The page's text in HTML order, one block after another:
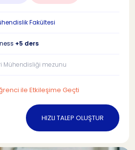
Fakültesi
+5 ders
Mühendisliği mezunu
ile Etkileşime Geçti
HIZLI TALEP OLUŞTUR